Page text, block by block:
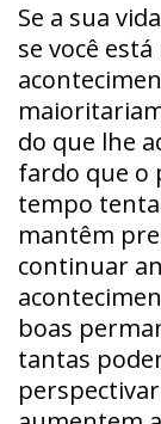
Se a sua
se você
do que lhe
fardo que o
tempo
mantêm
continuar
boas
tantas